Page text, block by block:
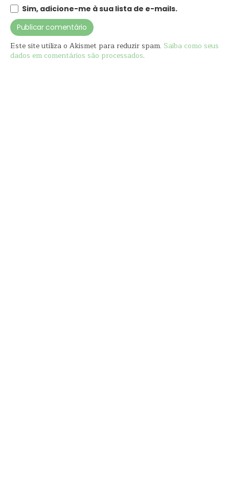
Sim, adicione-me à sua lista de e-mails.
Este site utiliza o Akismet para reduzir spam. Saiba como seus
dados em comentários são processados.